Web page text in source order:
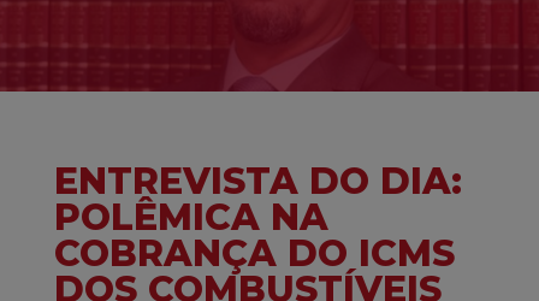
ENTREVISTA DO DIA:
POLÊMICA NA
COBRANÇA DO ICMS
DOS COMBUSTÍVEIS